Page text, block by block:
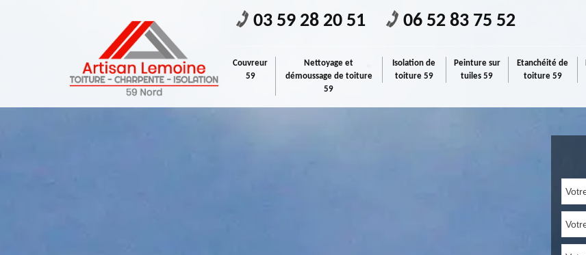
03 59 28 20 51 06 52 83 75 52
Couvreur
59
Nettoyage et
démoussage de toiture
59
Isolation de
toiture 59
Peinture sur
tuiles 59
Etanchéité de
toiture 59